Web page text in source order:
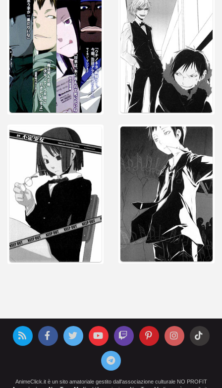
AnimeClick.it è un sito amatoriale gestito dall'associazione culturale NO PROFIT